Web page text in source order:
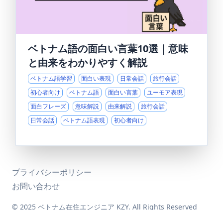
ベトナム語の面白い言葉10選｜意味
と由来をわかりやすく解説
ベトナム語学習 面白い表現 日常会話
旅行会話
初心者向け
ベトナム語 面白い言葉
ユーモア表現
面白フレーズ
意味解説 由来解説
旅行会話
日常会話
ベトナム語表現 初心者向け
プライバシーポリシー
お問い合わせ
© 2025 ベトナム在住エンジニア KZY. All Rights Reserved